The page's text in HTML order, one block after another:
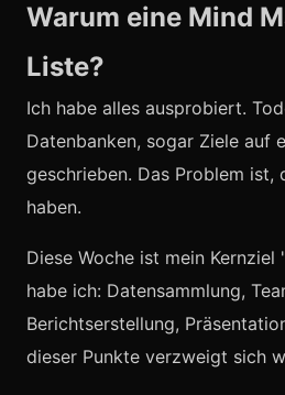
Warum eine Mind
Liste?
Ich habe alles ausprobiert.
Datenbanken, sogar Ziele auf
geschrieben. Das Problem ist,
haben.
Diese Woche ist mein Kernziel
habe ich: Datensammlung,
Berichtserstellung,
dieser Punkte verzweigt sich